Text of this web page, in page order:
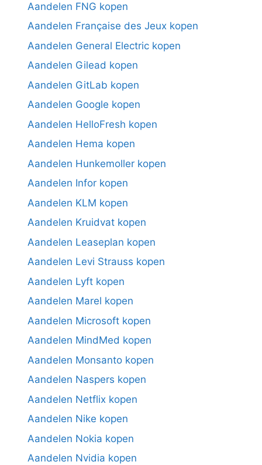
Aandelen FNG kopen
Aandelen Française des Jeux kopen
Aandelen General Electric kopen
Aandelen Gilead kopen
Aandelen GitLab kopen
Aandelen Google kopen
Aandelen HelloFresh kopen
Aandelen Hema kopen
Aandelen Hunkemoller kopen
Aandelen Infor kopen
Aandelen KLM kopen
Aandelen Kruidvat kopen
Aandelen Leaseplan kopen
Aandelen Levi Strauss kopen
Aandelen Lyft kopen
Aandelen Marel kopen
Aandelen Microsoft kopen
Aandelen MindMed kopen
Aandelen Monsanto kopen
Aandelen Naspers kopen
Aandelen Netflix kopen
Aandelen Nike kopen
Aandelen Nokia kopen
Aandelen Nvidia kopen